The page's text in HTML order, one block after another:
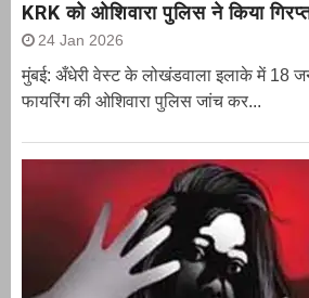
KRK को ओशिवारा पुलिस ने किया
24 Jan 2026
मुंबई: अँधेरी वेस्ट के लोखंडवाला इलाके में 18
फायरिंग की ओशिवारा पुलिस जांच कर...